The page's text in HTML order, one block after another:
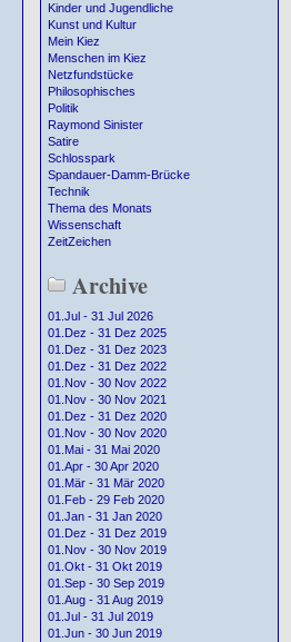
Kinder und Jugendliche
Kunst und Kultur
Mein Kiez
Menschen im Kiez
Netzfundstücke
Philosophisches
Politik
Raymond Sinister
Satire
Schlosspark
Spandauer-Damm-Brücke
Technik
Thema des Monats
Wissenschaft
ZeitZeichen
Archive
01.Jul - 31 Jul 2026
01.Dez - 31 Dez 2025
01.Dez - 31 Dez 2023
01.Dez - 31 Dez 2022
01.Nov - 30 Nov 2022
01.Nov - 30 Nov 2021
01.Dez - 31 Dez 2020
01.Nov - 30 Nov 2020
01.Mai - 31 Mai 2020
01.Apr - 30 Apr 2020
01.Mär - 31 Mär 2020
01.Feb - 29 Feb 2020
01.Jan - 31 Jan 2020
01.Dez - 31 Dez 2019
01.Nov - 30 Nov 2019
01.Okt - 31 Okt 2019
01.Sep - 30 Sep 2019
01.Aug - 31 Aug 2019
01.Jul - 31 Jul 2019
01.Jun - 30 Jun 2019